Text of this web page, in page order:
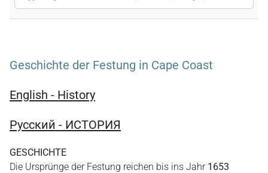
Geschichte der Festung in Cape Coast
English - History
Pусский - ИСТОРИЯ
GESCHICHTE
Die Ursprünge der Festung reichen bis ins Jahr 1653